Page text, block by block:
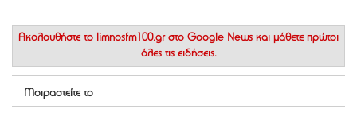
Ακολουθήστε το limnosfm100.gr στο Google News και μάθετε πρώτοι
όλες τις ειδήσεις.
Μοιραστείτε το